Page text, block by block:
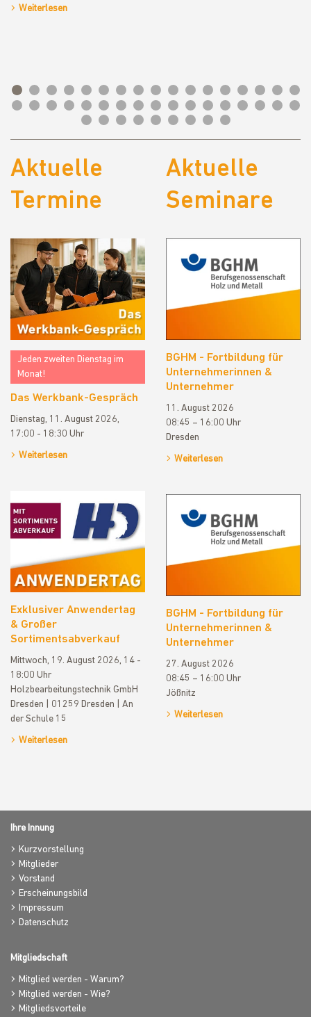
Weiterlesen
Aktuelle
Termine
Jeden zweiten Dienstag im
Monat!
Das Werkbank-Gespräch
Dienstag, 11. August 2026,
17:00 - 18:30 Uhr
Weiterlesen
Exklusiver Anwendertag
& Großer
Sortimentsabverkauf
Mittwoch, 19. August 2026, 14 -
18:00 Uhr
Holzbearbeitungstechnik GmbH
Dresden | 01259 Dresden | An
der Schule 15
Weiterlesen
Aktuelle
Seminare
BGHM - Fortbildung für
Unternehmerinnen &
Unternehmer
11. August 2026
08:45 – 16:00 Uhr
Dresden
Weiterlesen
BGHM - Fortbildung für
Unternehmerinnen &
Unternehmer
27. August 2026
08:45 – 16:00 Uhr
Jößnitz
Weiterlesen
Ihre Innung
Kurzvorstellung
Mitglieder
Vorstand
Erscheinungsbild
Impressum
Datenschutz
Mitgliedschaft
Mitglied werden - Warum?
Mitglied werden - Wie?
Mitgliedsvorteile